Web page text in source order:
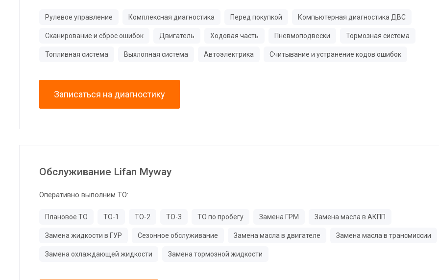
Рулевое управление Комплексная диагностика Перед покупкой Компьютерная диагностика ДВС
Сканирование и сброс ошибок Двигатель Ходовая часть Пневмоподвески Тормозная система
Топливная система Выхлопная система Автоэлектрика Считывание и устранение кодов ошибок
Записаться на диагностику
Обслуживание Lifan Myway
Оперативно выполним ТО:
Плановое ТО ТО-1 ТО-2 ТО-3 ТО по пробегу Замена ГРМ Замена масла в АКПП
Замена жидкости в ГУР Сезонное обслуживание Замена масла в двигателе Замена масла в трансмиссии
Замена охлаждающей жидкости Замена тормозной жидкости